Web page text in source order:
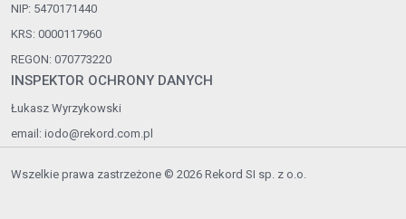
NIP: 5470171440
KRS: 0000117960
REGON: 070773220
INSPEKTOR OCHRONY DANYCH
Łukasz Wyrzykowski
email: iodo@rekord.com.pl
Wszelkie prawa zastrzeżone © 2026 Rekord SI sp. z o.o.